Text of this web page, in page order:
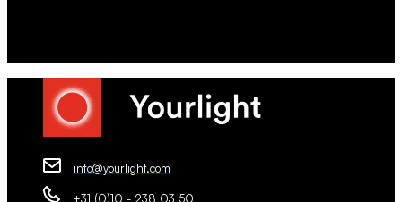
info@yourlight.com
+31 (0)10 - 238 03 50